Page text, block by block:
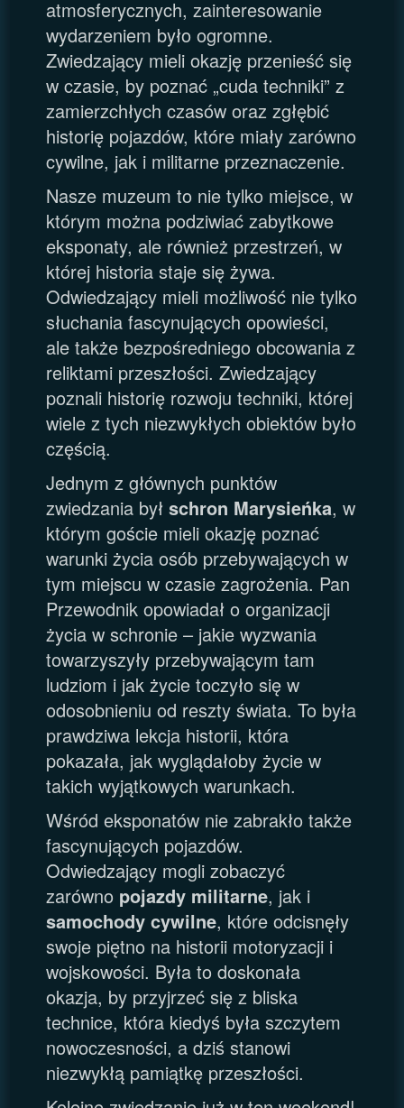
atmosferycznych, zainteresowanie
wydarzeniem było ogromne.
Zwiedzający mieli okazję przenieść się
w czasie, by poznać „cuda techniki” z
zamierzchłych czasów oraz zgłębić
historię pojazdów, które miały zarówno
cywilne, jak i militarne przeznaczenie.
Nasze muzeum to nie tylko miejsce, w
którym można podziwiać zabytkowe
eksponaty, ale również przestrzeń, w
której historia staje się żywa.
Odwiedzający mieli możliwość nie tylko
słuchania fascynujących opowieści,
ale także bezpośredniego obcowania z
reliktami przeszłości. Zwiedzający
poznali historię rozwoju techniki, której
wiele z tych niezwykłych obiektów było
częścią.
Jednym z głównych punktów
zwiedzania byłschron Marysieńka, w
którym goście mieli okazję poznać
warunki życia osób przebywających w
tym miejscu w czasie zagrożenia. Pan
Przewodnik opowiadał o organizacji
życia w schronie – jakie wyzwania
towarzyszyły przebywającym tam
ludziom i jak życie toczyło się w
odosobnieniu od reszty świata. To była
prawdziwa lekcja historii, która
pokazała, jak wyglądałoby życie w
takich wyjątkowych warunkach.
Wśród eksponatów nie zabrakło także
fascynujących pojazdów.
Odwiedzający mogli zobaczyć
zarówno pojazdy militarne, jak i
samochody cywilne, które odcisnęły
swoje piętno na historii motoryzacji i
wojskowości. Była to doskonała
okazja, by przyjrzeć się z bliska
technice, która kiedyś była szczytem
nowoczesności, a dziś stanowi
niezwykłą pamiątkę przeszłości.